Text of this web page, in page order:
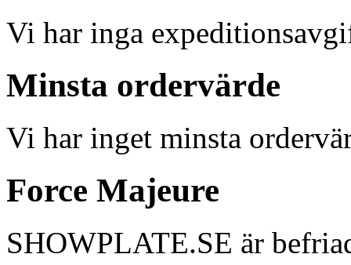
Vi har inga
Minsta ordervärde
Vi har inget minsta
Force Majeure
SHOWPLATE.SE är